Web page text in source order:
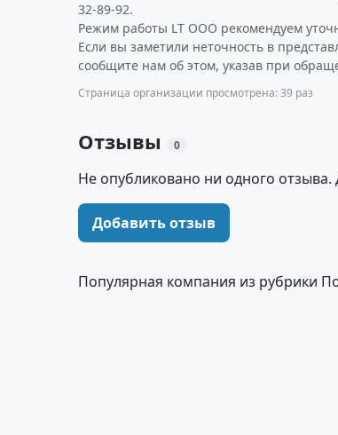
32-89-92.
Режим работы LT ООО рекомендуем
Если вы заметили неточность в
сообщите нам об этом, указав при
Страница организации просмотрена: 39 раз
Отзывы 0
Не опубликовано ни одного
Добавить отзыв
Популярная компания из рубрики